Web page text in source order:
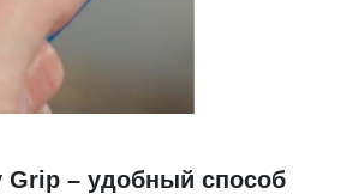
Grip – удобный способ